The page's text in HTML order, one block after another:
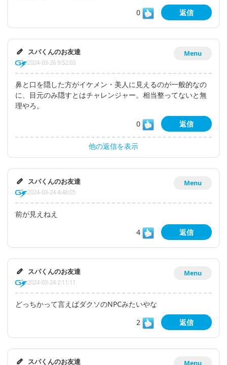
0
返信
Menu
スパくんのお友達
2024-03-26 9:52:03
鼻と口を隠した方がイケメン・美人に見えるのが一般的なの
に、目元のみ隠すとはチャレンジャー。相当整ってないと無
理やろ。
0
返信
他の返信を表示
Menu
スパくんのお友達
2024-03-24 4:46:05
前が見えねえ
4
返信
Menu
スパくんのお友達
2024-03-24 2:11:11
どっちかって言えばダクソのNPCみたいやな
2
返信
スパくんのお友達